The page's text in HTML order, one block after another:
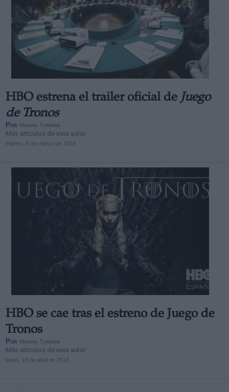
HBO estrena el trailer oficial de Juego
de Tronos
Por Marina Torreira
Más artículos de este autor
martes, 5 de marzo de 2019
HBO se cae tras el estreno de Juego de
Tronos
Por Marina Torreira
Más artículos de este autor
lunes, 15 de abril de 2019